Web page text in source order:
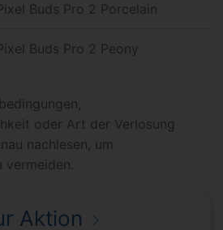
Buds Pro 2 Porcelain
Buds Pro 2 Peony
oder Art der Verlosung
nachlesen, um
vermeiden.
Aktion